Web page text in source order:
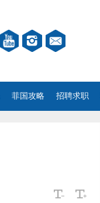
菲国攻略 招聘求职